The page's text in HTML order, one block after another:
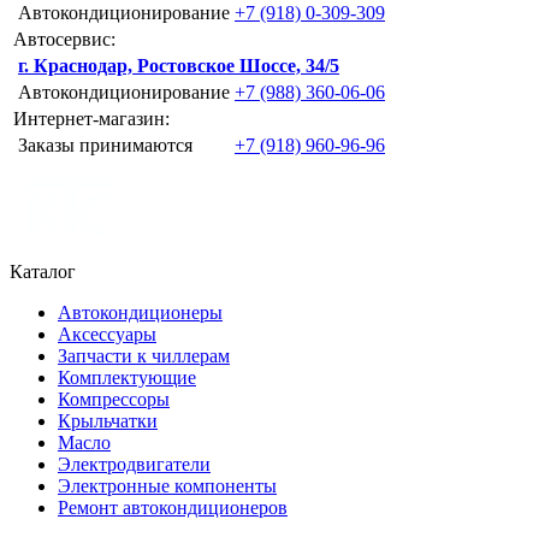
Автокондиционирование +7 (918) 0-309-309
Автосервис:
г. Краснодар, Ростовское Шоссе, 34/5
Автокондиционирование +7 (988) 360-06-06
Интернет-магазин:
Заказы принимаются
+7 (918) 960-96-96
Каталог
Автокондиционеры
Аксессуары
Запчасти к чиллерам
Комплектующие
Компрессоры
Крыльчатки
Масло
Электродвигатели
Электронные компоненты
Ремонт автокондиционеров